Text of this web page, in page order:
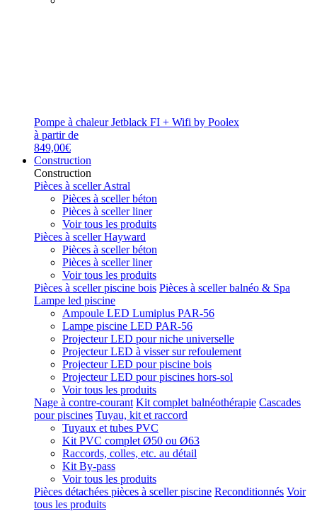
Pompe à chaleur Jetblack FI + Wifi by Poolex
à partir de
849,00€
Construction
Construction
Pièces à sceller Astral
Pièces à sceller béton
Pièces à sceller liner
Voir tous les produits
Pièces à sceller Hayward
Pièces à sceller béton
Pièces à sceller liner
Voir tous les produits
Pièces à sceller piscine bois Pièces à sceller balnéo & Spa
Lampe led piscine
Ampoule LED Lumiplus PAR-56
Lampe piscine LED PAR-56
Projecteur LED pour niche universelle
Projecteur LED à visser sur refoulement
Projecteur LED pour piscine bois
Projecteur LED pour piscines hors-sol
Voir tous les produits
Nage à contre-courant Kit complet balnéothérapie Cascades
pour piscines Tuyau, kit et raccord
Tuyaux et tubes PVC
Kit PVC complet Ø50 ou Ø63
Raccords, colles, etc. au détail
Kit By-pass
Voir tous les produits
Pièces détachées pièces à sceller piscine Reconditionnés Voir
tous les produits